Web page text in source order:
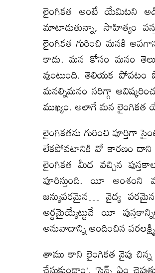
లైంగికత అంటే యేమిటని
మాటాడుతున్నా, సాహిత్యం
లైంగికత గురించి మనకి
కాదు. మన కోసం మనం
వుంటుంది. తెలియక పోవటం
మనల్నిమనం సరిగ్గా
ముఖ్యం. అలాగే మన
లైంగికతను గురించి
లేకపోవటానికి వో కారణం దాని
లైంగికత మీద వచ్చిన
పూరిస్తుంది. యీ అంశంని
జన్యుపరమైన… వైద్య
అర్ధమైయ్యేట్టుచే యీ
అనువాదాన్ని అందించిన
తాము కాని లైంగికత వైపు చిన్న